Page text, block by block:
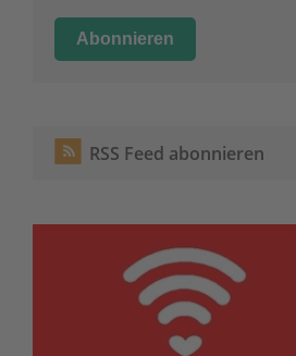
RSS Feed abonnieren